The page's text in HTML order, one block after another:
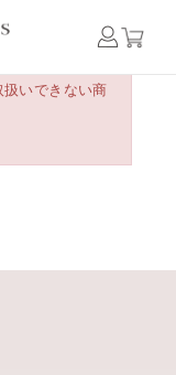
いできない商